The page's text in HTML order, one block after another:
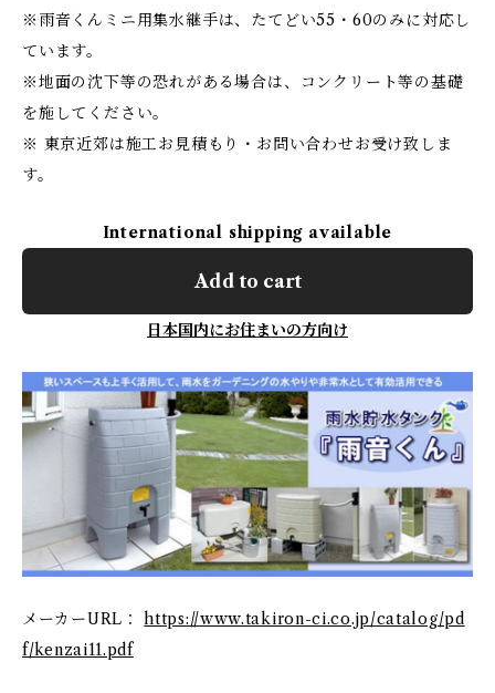
※雨音くんミニ用集水継手は、たてどい55・60のみに対応し
ています。
※地面の沈下等の恐れがある場合は、コンクリート等の基礎
を施してください。
※ 東京近郊は施工お見積もり・お問い合わせお受け致しま
す。
International shipping available
Add to cart
日本国内にお住まいの方向け
メーカーURL：https://www.takiron-ci.co.jp/catalog/pd
f/kenzai11.pdf